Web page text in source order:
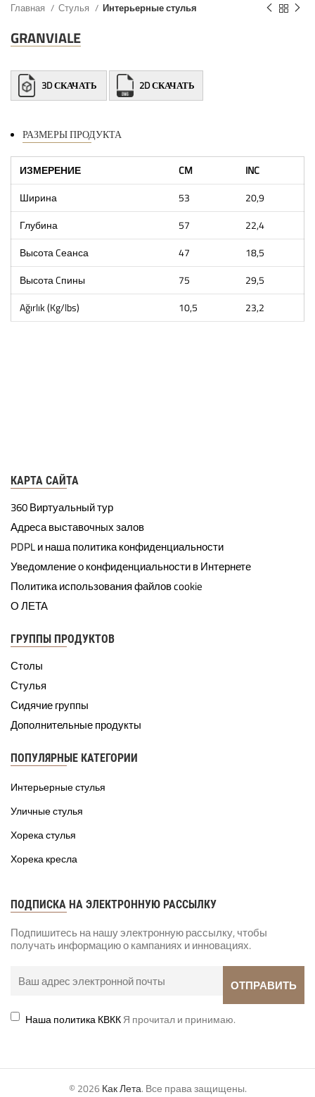
Главная Стулья Интерьерные стулья
GRANVIALE
3D СКАЧАТЬ 2D СКАЧАТЬ
РАЗМЕРЫ ПРОДУКТА
ИЗМЕРЕНИЕ CM
INC
Ширина
53
20,9
Глубина
57
22,4
Высота Cеанса
47
18,5
Высота Cпины
75
29,5
Ağırlık (Kg/lbs)
10,5 23,2
КАРТА САЙТА
360 Виртуальный тур
Адреса выставочных залов
PDPL и наша политика конфиденциальности
Уведомление о конфиденциальности в Интернете
Политика использования файлов cookie
О ЛЕТА
ГРУППЫ ПРОДУКТОВ
Столы
Стулья
Сидячие группы
Дополнительные продукты
ПОПУЛЯРНЫЕ КАТЕГОРИИ
Интерьерные стулья
Уличные стулья
Хорека стулья
Хорека кресла
ПОДПИСКА НА ЭЛЕКТРОННУЮ РАССЫЛКУ
Подпишитесь на нашу электронную рассылку, чтобы
получать информацию о кампаниях и инновациях.
Наша политика КВККЯ прочитал и принимаю.
© 2026 Как Лета. Все права защищены.